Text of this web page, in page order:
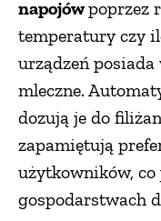
napojówpoprzez
temperatury czy
urządzeń
mleczne.
dozują je do
zapamiętują
użytkowników, co
gospodarstwach